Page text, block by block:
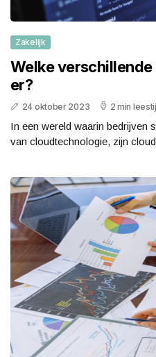
Zakelijk
Welke
er?
24 oktober 2023 2 min
In een wereld waarin bedrijven
van cloudtechnologie, zijn